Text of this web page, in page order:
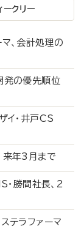
ークリー
、会計処理の
発の優先順位
・井戸CS
年3月まで
勝間社長、2
テラファーマ